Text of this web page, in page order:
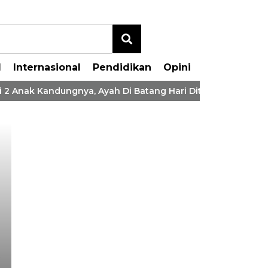
Internasional Pendidikan Opini
Kandungnya, Ayah Di Batang Hari Ditangkap Polisi